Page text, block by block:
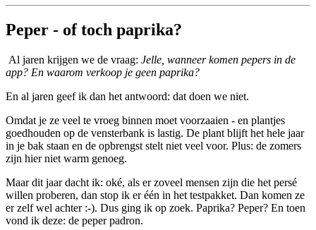
Peper - of toch paprika?
Al jaren krijgen we de vraag: Jelle, wanneer komen pepers in de
app? En waarom verkoop je geen paprika?
En al jaren geef ik dan het antwoord: dat doen we niet.
Omdat je ze veel te vroeg binnen moet voorzaaien - en plantjes
goedhouden op de vensterbank is lastig. De plant blijft het hele jaar
in je bak staan en de opbrengst stelt niet veel voor. Plus: de zomers
zijn hier niet warm genoeg.
Maar dit jaar dacht ik: oké, als er zoveel mensen zijn die het persé
willen proberen, dan stop ik er één in het testpakket. Dan komen ze
er zelf wel achter :-). Dus ging ik op zoek. Paprika? Peper? En toen
vond ik deze: de peper padron.